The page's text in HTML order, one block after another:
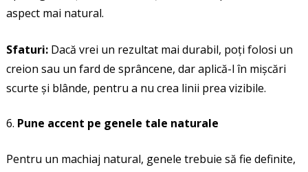
aspect mai natural.
Sfaturi:Dacă vrei un rezultat mai durabil, poți folosi un
creion sau un fard de sprâncene, dar aplică-l în mișcări
scurte și blânde, pentru a nu crea linii prea vizibile.
Pune accent pe genele tale naturale
Pentru un machiaj natural, genele trebuie să fie definite,